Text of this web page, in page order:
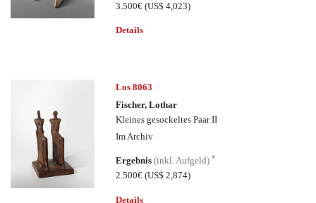
3.500€(US$ 4,023)
Details
Los 8063
Fischer, Lothar
Kleines gesockeltes Paar II
Im Archiv
Ergebnis(inkl. Aufgeld)*
2.500€(US$ 2,874)
Details